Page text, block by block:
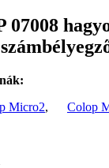
07008
Micro2, Colop